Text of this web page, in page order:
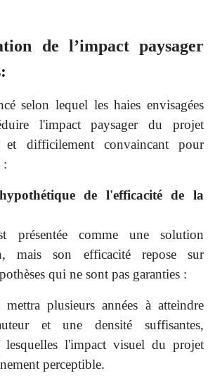
de l’impact paysager
selon lequel les haies envisagées
l'impact paysager du projet
et difficilement convaincant pour
:
de l'efficacité de la
présentée comme une solution
mais son efficacité repose sur
qui ne sont pas garanties :
plusieurs années à atteindre
et une densité suffisantes,
lesquelles l'impact visuel du projet
perceptible.